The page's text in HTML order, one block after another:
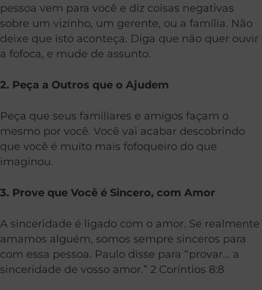
pessoa vem para você e diz coisas negativas
sobre um vizinho, um gerente, ou a família. Não
deixe que isto aconteça. Diga que não quer ouvir
a fofoca, e mude de assunto.
2. Peça a Outros que o Ajudem
Peça que seus familiares e amigos façam o
mesmo por você. Você vai acabar descobrindo
que você é muito mais fofoqueiro do que
imaginou.
3. Prove que Você é Sincero, com Amor
A sinceridade é ligado com o amor. Se realmente
amamos alguém, somos sempre sinceros para
com essa pessoa. Paulo disse para “provar… a
sinceridade de vosso amor.” 2 Coríntios 8:8